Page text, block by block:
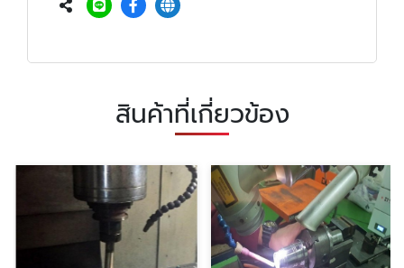
สินค้าที่เกี่ยวข้อง